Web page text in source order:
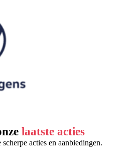
laatste acties
acties en aanbiedingen.